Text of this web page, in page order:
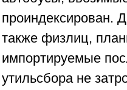
проиндексирован.
также физлиц,
импортируемые
утильсбора не